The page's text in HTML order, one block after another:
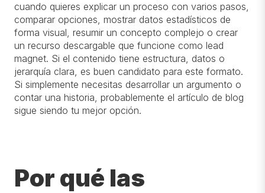
cuando quieres explicar un proceso con varios pasos,
comparar opciones, mostrar datos estadísticos de
forma visual, resumir un concepto complejo o crear
un recurso descargable que funcione como lead
magnet. Si el contenido tiene estructura, datos o
jerarquía clara, es buen candidato para este formato.
Si simplemente necesitas desarrollar un argumento o
contar una historia, probablemente el artículo de blog
sigue siendo tu mejor opción.
Por qué las